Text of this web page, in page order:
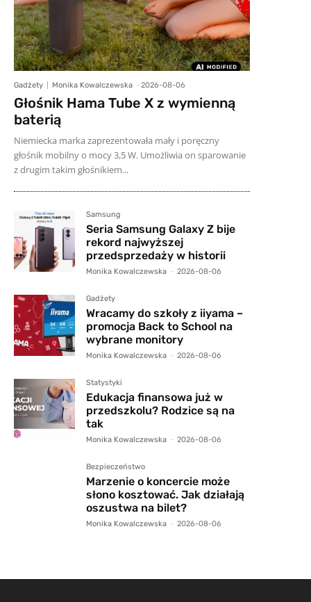
Gadżety Monika Kowalczewska - 2026-08-06
Głośnik Hama Tube X z wymienną
baterią
Niemiecka marka zaprezentowała mały i poręczny
głośnik mobilny o mocy 3,5 W. Umożliwia on sparowanie
z drugim takim głośnikiem...
Samsung
Seria Samsung Galaxy Z bije
rekord najwyższej
przedsprzedaży w historii
Monika Kowalczewska - 2026-08-06
Gadżety
Wracamy do szkoły z iiyama –
promocja Back to School na
wybrane monitory
Monika Kowalczewska - 2026-08-06
Statystyki
Edukacja finansowa już w
przedszkolu? Rodzice są na
tak
Monika Kowalczewska - 2026-08-06
Bezpieczeństwo
Marzenie o koncercie może
słono kosztować. Jak działają
oszustwa na bilet?
Monika Kowalczewska - 2026-08-06